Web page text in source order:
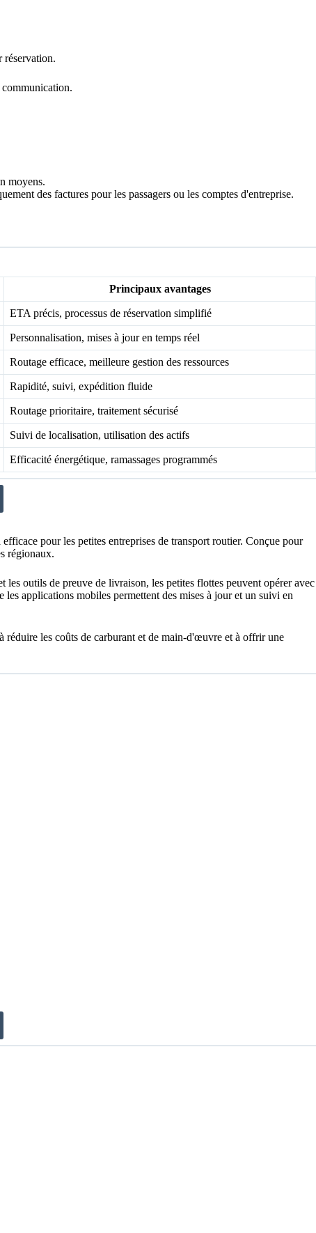
réservation.
communication.
moyens.
des factures pour les passagers ou les comptes d'entreprise.
Principaux avantages
ETA précis, processus de réservation simplifié
Personnalisation, mises à jour en temps réel
Routage efficace, meilleure gestion des ressources
Rapidité, suivi, expédition fluide
Routage prioritaire, traitement sécurisé
Suivi de localisation, utilisation des actifs
Efficacité énergétique, ramassages programmés
pour les petites entreprises de transport routier. Conçue pour
régionaux.
outils de preuve de livraison, les petites flottes peuvent opérer avec
applications mobiles permettent des mises à jour et un suivi en
réduire les coûts de carburant et de main-d'œuvre et à offrir une